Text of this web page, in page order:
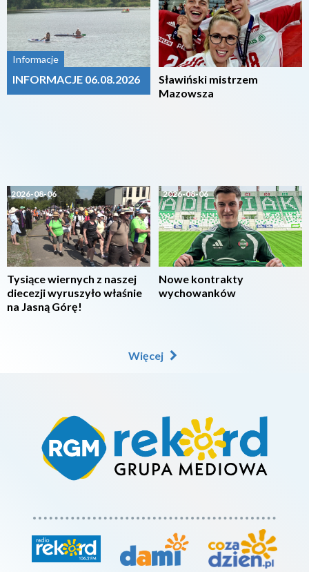
Informacje
INFORMACJE 06.08.2026
2026-08-06
Tysiące wiernych z naszej
diecezji wyruszyło właśnie
na Jasną Górę!
Sławiński mistrzem
Mazowsza
2026-08-06
Nowe kontrakty
wychowanków
Więcej